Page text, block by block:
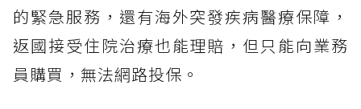
的緊急服務，還有海外突發疾病醫療保障，
返國接受住院治療也能理賠，但只能向業務
員購買，無法網路投保。